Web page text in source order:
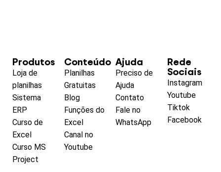
Produtos
Loja de
planilhas
Sistema
ERP
Curso de
Excel
Curso MS
Project
Conteúdo
Planilhas
Gratuitas
Blog
Funções do
Excel
Canal no
Youtube
Ajuda
Preciso de
Ajuda
Contato
Fale no
WhatsApp
Rede
Sociais
Instagram
Youtube
Tiktok
Facebook